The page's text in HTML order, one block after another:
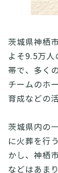
茨城県神栖
よそ9.5万人
帯で、多く
チームのホ
育成などの
茨城県内の
に火葬を行
かし、神栖
などはあま